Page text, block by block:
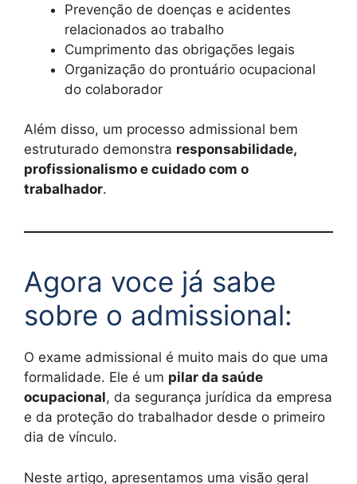
Prevenção de doenças e acidentes
relacionados ao trabalho
Cumprimento das obrigações legais
Organização do prontuário ocupacional
do colaborador
Além disso, um processo admissional bem
estruturado demonstra responsabilidade,
profissionalismo e cuidado com o
trabalhador.
Agora voce já sabe
sobre o admissional:
O exame admissional é muito mais do que uma
formalidade. Ele é um pilar da saúde
ocupacional, da segurança jurídica da empresa
e da proteção do trabalhador desde o primeiro
dia de vínculo.
Neste artigo, apresentamos uma visão geral